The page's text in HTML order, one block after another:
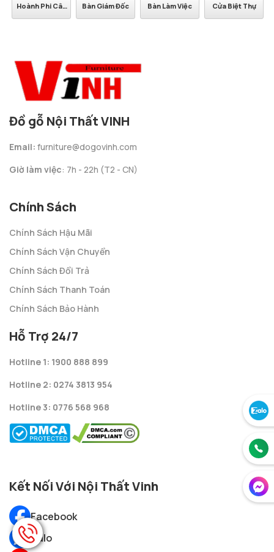
Hoành Phi Câu
Bàn Giám Đốc Bàn Làm Việc Cửa Biệt Thự
Đồ gỗ Nội Thất VINH
Email: furniture@dogovinh.com
Giờ làm việc: 7h - 22h (T2 - CN)
Chính Sách
Chính Sách Hậu Mãi
Chính Sách Vận Chuyển
Chính Sách Đổi Trả
Chính Sách Thanh Toán
Chính Sách Bảo Hành
Hỗ Trợ 24/7
Hotline 1: 1900 888 899
Hotline 2: 0274 3813 954
Hotline 3: 0776 568 968
Kết Nối Với Nội Thất Vinh
Facebook
Zalo